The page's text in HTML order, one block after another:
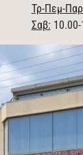
Τρ-Πεμ-
Σαβ: